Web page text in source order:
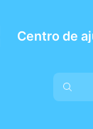
Centro de